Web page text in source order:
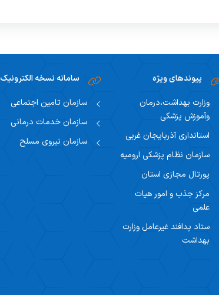
پیوندهای ویژه
وزارت بهداشت،درمان
وآموزش پزشکی
استانداری آذربایجان غربی
سازمان نظام پزشکی ارومیه
پورتال مجازی استان
مرکز جذب و امور هیات
علمی
ستاد پدافند غیرعامل وزارت
بهداشت
سامانه نسخه الکترونیک
سازمان تامین اجتماعی
سازمان خدمات درمانی
سازمان نیروی مسلح